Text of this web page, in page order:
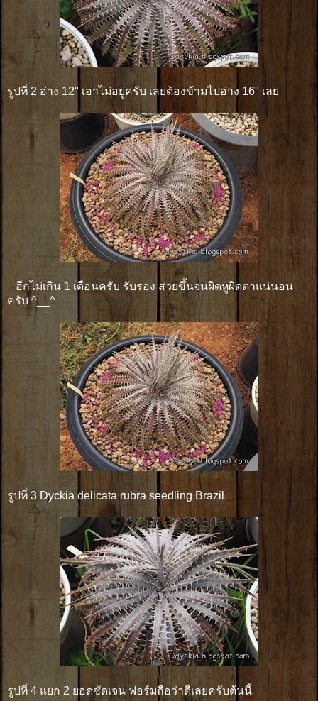
รูปที่ 2 อ่าง 12" เอาไม่อยู่ครับ เลยต้องข้ามไปอ่าง 16" เลย
อีกไม่เกิน 1 เดือนครับ รับรอง สวยขึ้นจนผิดหูผิดตาแน่นอน
ครับ ^__^
รูปที่ 3 Dyckia delicata rubra seedling Brazil
รูปที่ 4 แยก 2 ยอดชัดเจน ฟอร์มถือว่าดีเลยครับต้นนี้